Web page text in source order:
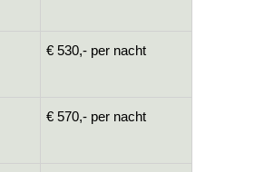
€ 530,- per nacht
€ 570,- per nacht